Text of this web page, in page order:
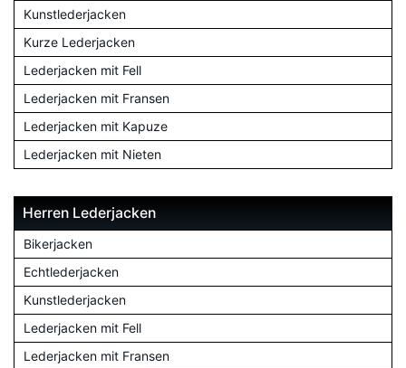
Kunstlederjacken
Kurze Lederjacken
Lederjacken mit Fell
Lederjacken mit Fransen
Lederjacken mit Kapuze
Lederjacken mit Nieten
Herren Lederjacken
Bikerjacken
Echtlederjacken
Kunstlederjacken
Lederjacken mit Fell
Lederjacken mit Fransen